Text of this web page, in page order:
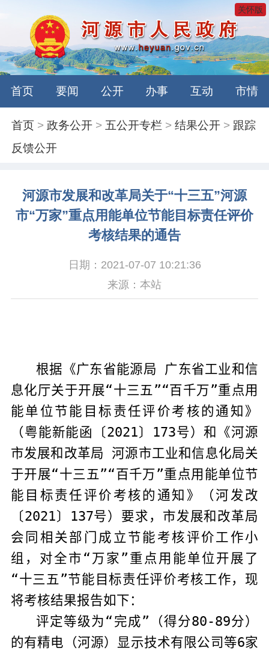
关怀版
首页 要闻 公开 办事 互动 市情
首页 >政务公开 > 五公开专栏 >结果公开 > 跟踪
反馈公开
河源市发展和改革局关于“十三五”河源
市“万家”重点用能单位节能目标责任评价
考核结果的通告
日期：2021-07-07 10:21:36
来源：本站
根据《广东省能源局 广东省工业和信
息化厅关于开展“十三五”“百千万”重点用
能单位节能目标责任评价考核的通知》
（粤能新能函〔 2021〕 173号）和《河源
市发展和改革局 河源市工业和信息化局关
于开展“十三五”“百千万”重点用能单位节
能目标责任评价考核的通知》（河发改
〔 2021〕 137号）要求，市发展和改革局
会同相关部门成立节能考核评价工作小
组，对全市“万家 ”重点用能单位开展了
“十三五”节能目标责任评价考核工作，现
将考核结果报告如下：
评定等级为“完成”（得分80-89分）
的有精电（河源）显示技术有限公司 等6家